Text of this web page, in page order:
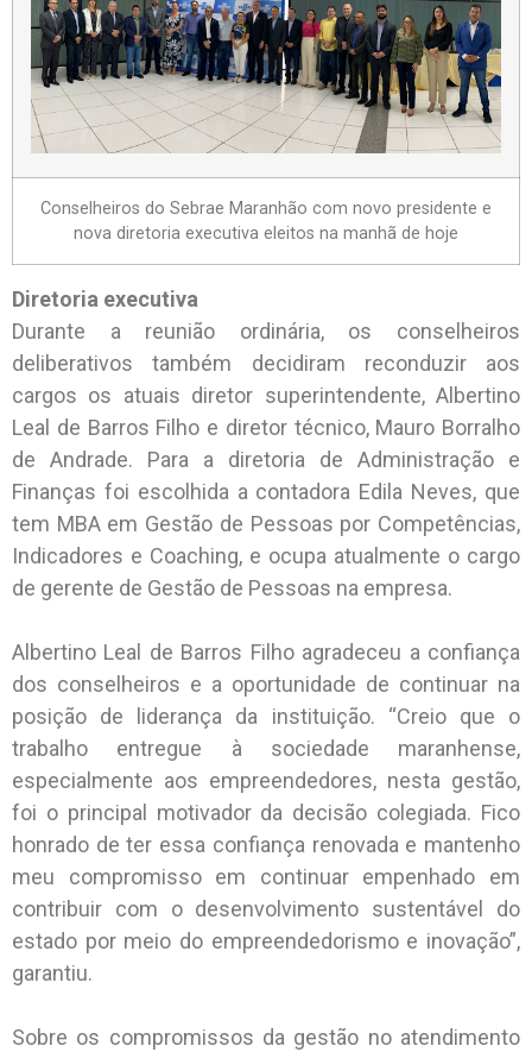
Conselheiros do Sebrae Maranhão com novo presidente e
nova diretoria executiva eleitos na manhã de hoje
Diretoria executiva
Durante a reunião ordinária, os conselheiros
deliberativos também decidiram reconduzir aos
cargos os atuais diretor superintendente, Albertino
Leal de Barros Filho e diretor técnico, Mauro Borralho
de Andrade. Para a diretoria de Administração e
Finanças foi escolhida a contadora Edila Neves, que
tem MBA em Gestão de Pessoas por Competências,
Indicadores e Coaching, e ocupa atualmente o cargo
de gerente de Gestão de Pessoas na empresa.
Albertino Leal de Barros Filho agradeceu a confiança
dos conselheiros e a oportunidade de continuar na
posição de liderança da instituição. “Creio que o
trabalho entregue à sociedade maranhense,
especialmente aos empreendedores, nesta gestão,
foi o principal motivador da decisão colegiada. Fico
honrado de ter essa confiança renovada e mantenho
meu compromisso em continuar empenhado em
contribuir com o desenvolvimento sustentável do
estado por meio do empreendedorismo e inovação”,
garantiu.
Sobre os compromissos da gestão no atendimento